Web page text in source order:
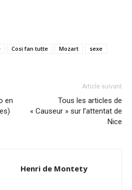
Cosi fan tutte Mozart sexe
en
Article suivant
Tous les articles de
« Causeur » sur l’attentat de
Nice
Henri de Montety